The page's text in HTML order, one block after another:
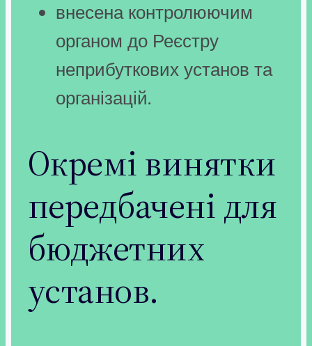
внесена контролюючим
органом до Реєстру
неприбуткових установ та
організацій.
Окремі винятки
передбачені для
бюджетних
установ.